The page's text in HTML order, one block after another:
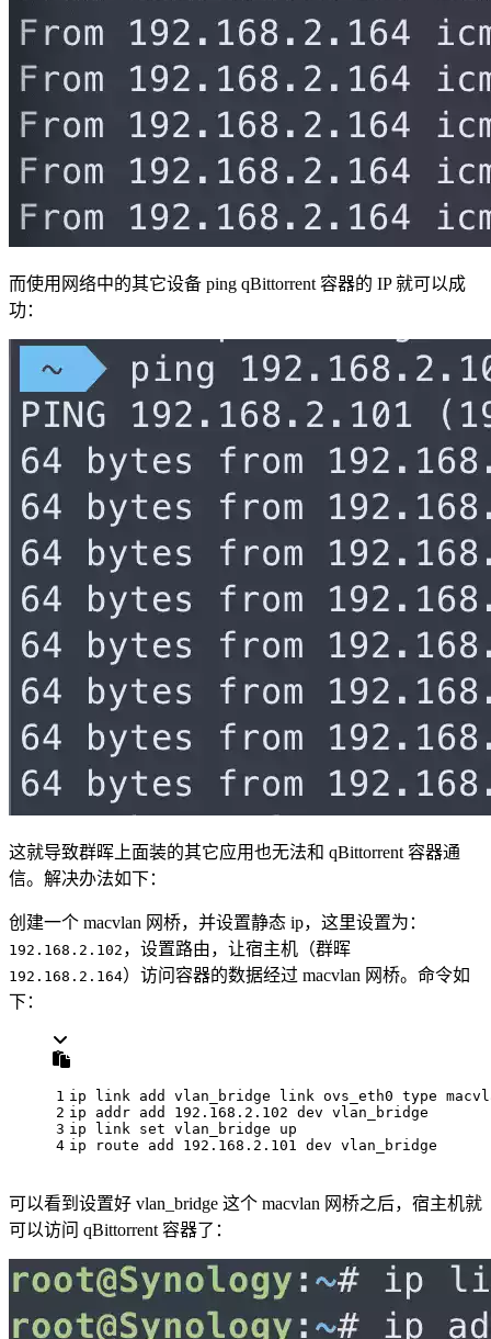
而使用网络中的其它设备 ping qBittorrent 容器的 IP 就可以成
功：
这就导致群晖上面装的其它应用也无法和 qBittorrent 容器通
信。解决办法如下：
创建一个 macvlan 网桥，并设置静态 ip，这里设置为：
192.168.2.102 ，设置路由，让宿主机（群晖
192.168.2.164）访问容器的数据经过 macvlan 网桥。命令如
下：
1
2
3
4
ip link add vlan_bridge link ovs_eth0 type
ip addr add 192.168.2.102 dev vlan_bridge
ip
link set vlan_bridge up
ip route add 192.168.2.101 dev vlan_bridge
可以看到设置好 vlan_bridge 这个 macvlan 网桥之后，宿主机就
可以访问 qBittorrent 容器了：